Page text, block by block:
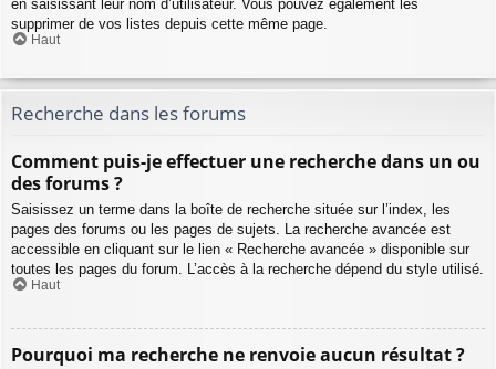
en saisissant leur nom d’utilisateur. Vous pouvez également les
supprimer de vos listes depuis cette même page.
Haut
Recherche dans les forums
Comment puis-je effectuer une recherche dans un ou
des forums ?
Saisissez un terme dans la boîte de recherche située sur l’index, les
pages des forums ou les pages de sujets. La recherche avancée est
accessible en cliquant sur le lien « Recherche avancée » disponible sur
toutes les pages du forum. L’accès à la recherche dépend du style utilisé.
Haut
Pourquoi ma recherche ne renvoie aucun résultat ?